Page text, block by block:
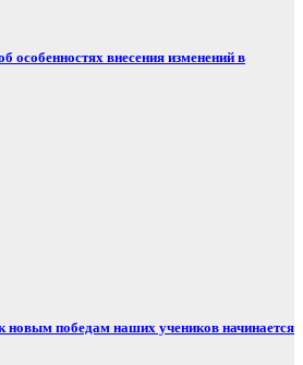
особенностях внесения изменений в
новым победам наших учеников начинается